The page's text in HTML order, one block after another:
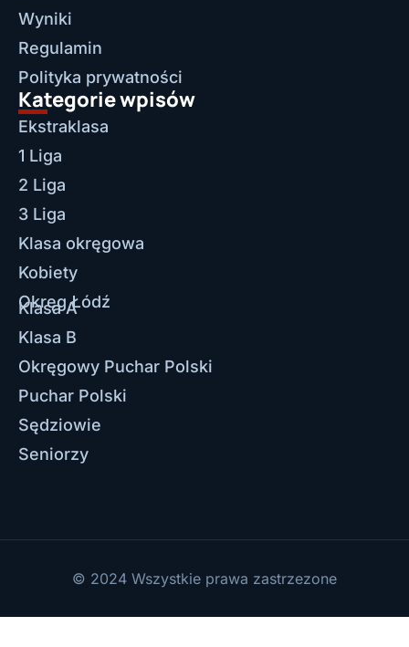
Wyniki
Regulamin
Polityka prywatności
Kategorie wpisów
Ekstraklasa
1 Liga
2 Liga
3 Liga
Klasa okręgowa
Kobiety
Okręg Łódź
Klasa A
Klasa B
Okręgowy Puchar Polski
Puchar Polski
Sędziowie
Seniorzy
© 2024 Wszystkie prawa zastrzezone